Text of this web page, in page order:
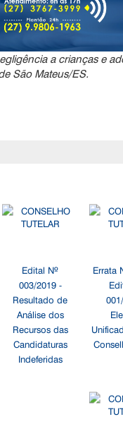
a crianças e
São Mateus/ES.
Edital Nº
003/2019 -
Resultado de
Análise dos
Recursos das
Candidaturas
Indeferidas
Errata